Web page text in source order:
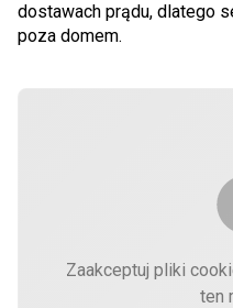
dostawach prądu, dlatego
poza domem.
Zaakceptuj pliki
ten